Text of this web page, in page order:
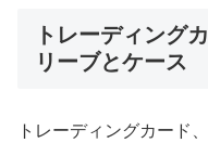
トレーディング
リーブとケース
トレーディングカード